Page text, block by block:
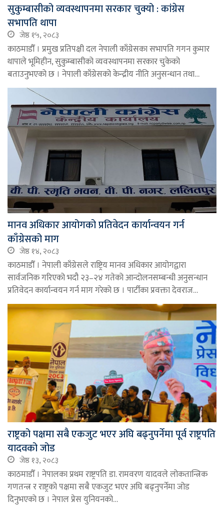
सुकुम्बासीको व्यवस्थापनमा सरकार चुक्यो : कांग्रेस
सभापति थापा
जेष्ठ १५, २०८३
काठमाडौँ । प्रमुख प्रतिपक्षी दल नेपाली काँग्रेसका सभापति गगन कुमार
थापाले भूमिहीन, सुकुम्बासीको व्यवस्थापनमा सरकार चुकेको
बताउनुभएको छ । नेपाली काँग्रेसको केन्द्रीय नीति अनुसन्धान तथा…
मानव अधिकार आयोगको प्रतिवेदन कार्यान्वयन गर्न
काँग्रेसको माग
जेष्ठ १४, २०८३
काठमाडौँ । नेपाली काँग्रेसले राष्ट्रिय मानव अधिकार आयोगद्वारा
सार्वजनिक गरिएको भदौ २३–२४ गतेको आन्दोलनसम्बन्धी अनुसन्धान
प्रतिवेदन कार्यान्वयन गर्न माग गरेको छ । पार्टीका प्रवक्ता देवराज…
राष्ट्रको पक्षमा सबै एकजुट भएर अघि बढ्नुपर्नेमा पूर्व राष्ट्रपति
यादवको जोड
जेष्ठ १३, २०८३
काठमाडौँ । नेपालका प्रथम राष्ट्रपति डा. रामवरण यादवले लोकतान्त्रिक
गणतन्त्र र राष्ट्रको पक्षमा सबै एकजुट भएर अघि बढ्नुपर्नेमा जोड
दिनुभएको छ । नेपाल प्रेस युनियनको…